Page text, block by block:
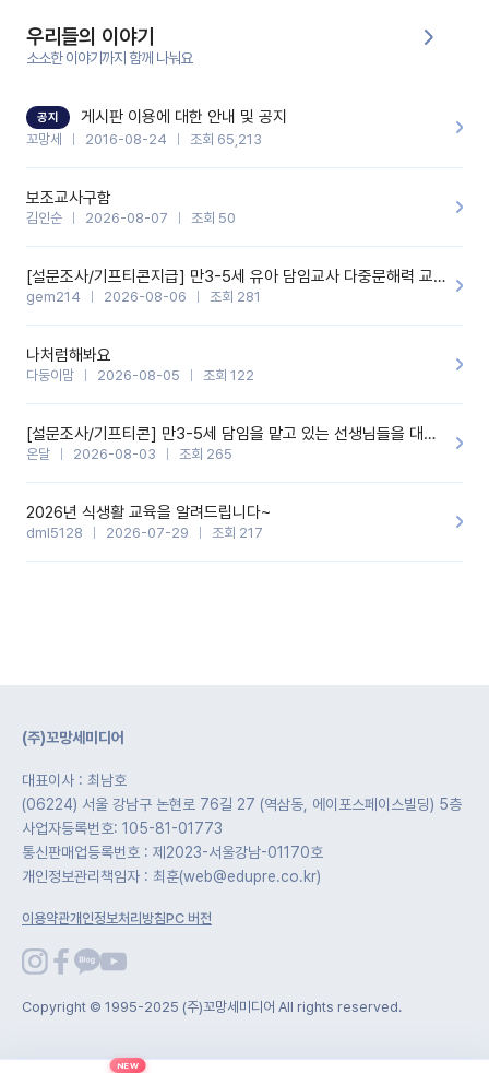
을 많이 하는데,꼬망봇 덕분에 고민하는 시간을 줄이고 학부모님을
안심시킬 수 있었습니다.이 부분은 꼬망봇이 추가로 알려준 응대 tip
입니다.학부모님께 전화를 드리기 전에, 내용을 숙지하여 좀 더 전문
성 있는 교사가 되어 대화를 나눌 수 있었습니다.꼬망세 AI학부모 응
기능을 개발해 주셔서 감사합니다.
우리들의 이야기
소소한 이야기까지 함께 나눠요
공지 게시판 이용에 대한 안내 및 공지
꼬망세 2016-08-24 조회 65,213
보조교사구함
김인순 2026-08-07 조회 50
[설문조사/기프티콘지급] 만3-5세 유아 담임교사 다중문해력 교육 증진을 위한 설문조사
gem214 2026-08-06 조회 281
나처럼해봐요
다둥이맘 2026-08-05 조회 122
[설문조사/기프티콘] 만3-5세 담임을 맡고 있는 선생님들을 대상으로 설문조사를 합니다!
온달 2026-08-03 조회 265
2026년 식생활 교육을 알려드립니다~
dml5128 2026-07-29 조회 217
(주)꼬망세미디어
대표이사 : 최남호
(06224) 서울 강남구 논현로 76길 27 (역삼동, 에이포스페이스빌딩) 5층
사업자등록번호: 105-81-01773
통신판매업등록번호 : 제2023-서울강남-01170호
개인정보관리책임자 : 최훈(web@edupre.co.kr)
이용약관개인정보처리방침PC 버전
Copyright © 1995-2025 (주)꼬망세미디어 All rights reserved.
NEW